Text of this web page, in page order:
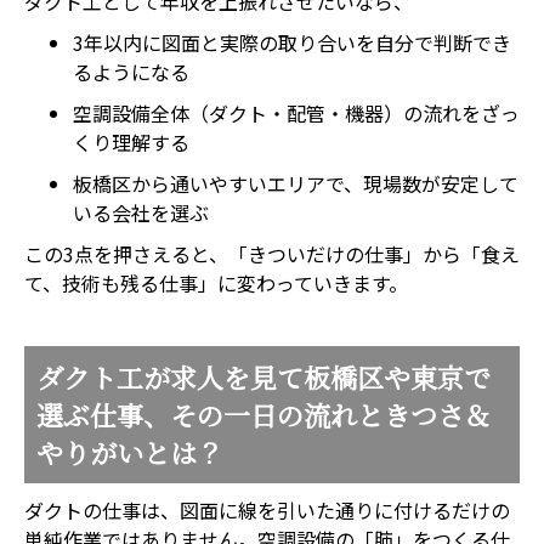
3年以内に図面と実際の取り合いを自分で判断でき
るようになる
空調設備全体（ダクト・配管・機器）の流れをざっ
くり理解する
板橋区から通いやすいエリアで、現場数が安定して
いる会社を選ぶ
この3点を押さえると、「きついだけの仕事」から「食え
て、技術も残る仕事」に変わっていきます。
ダクト工が求人を見て板橋区や東京で
選ぶ仕事、その一日の流れときつさ＆
やりがいとは？
ダクトの仕事は、図面に線を引いた通りに付けるだけの